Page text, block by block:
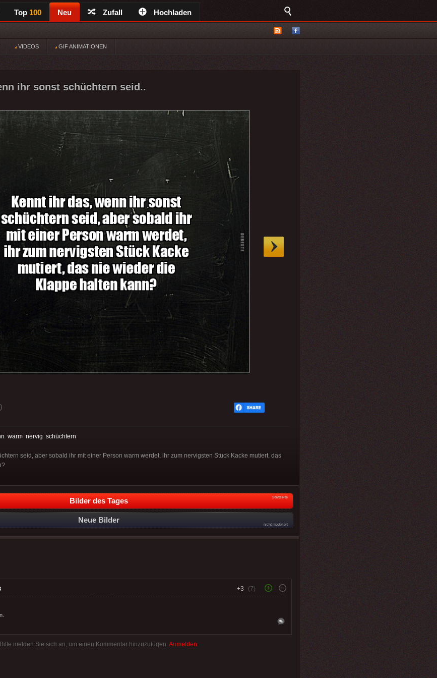
Top 100 Neu Zufall Hochladen
VIDEOS GIF ANIMATIONEN
ihr sonst schüchtern seid..
warm nervig schüchtern
seid, aber sobald ihr mit einer Person warm werdet, ihr zum nervigsten Stück Kacke mutiert, das
Bilder des Tages Startseite
Neue Bilder
nicht moderiert
+3 (7)
Bitte melden Sie sich an, um einen Kommentar hinzuzufügen. Anmelden